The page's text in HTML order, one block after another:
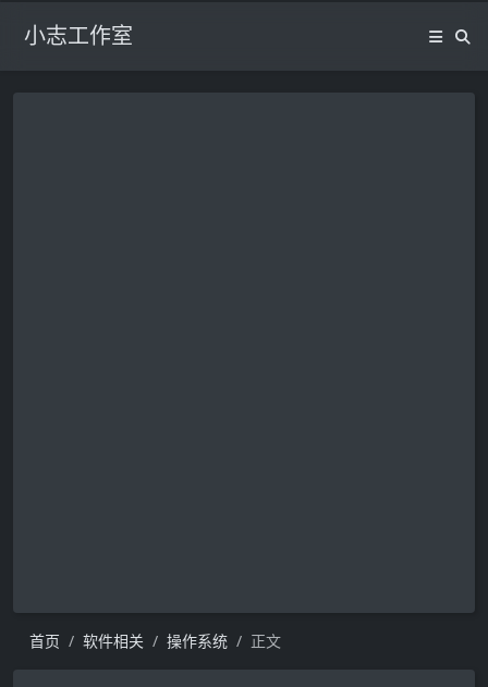
小志工作室
首页 软件相关 操作系统 正文